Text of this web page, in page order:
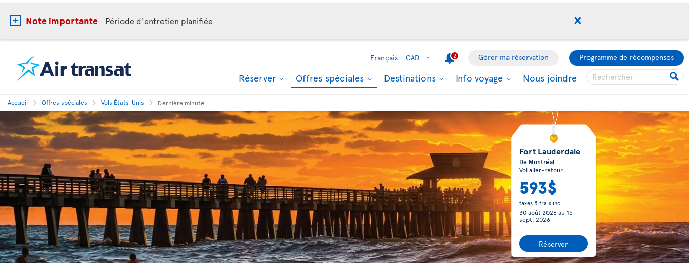
Note importante Période d'entretien planifiée
Français - CAD 2 Gérer ma réservation Programme de récompenses
Réserver Offres spéciales Destinations Info voyage Nous joindre
Accueil Offres spéciales Vols États-Unis Dernière minute
Fort Lauderdale
De Montréal
Vol aller-retour
593$
taxes & frais incl.
30 août 2026au 15
sept. 2026
Réserver